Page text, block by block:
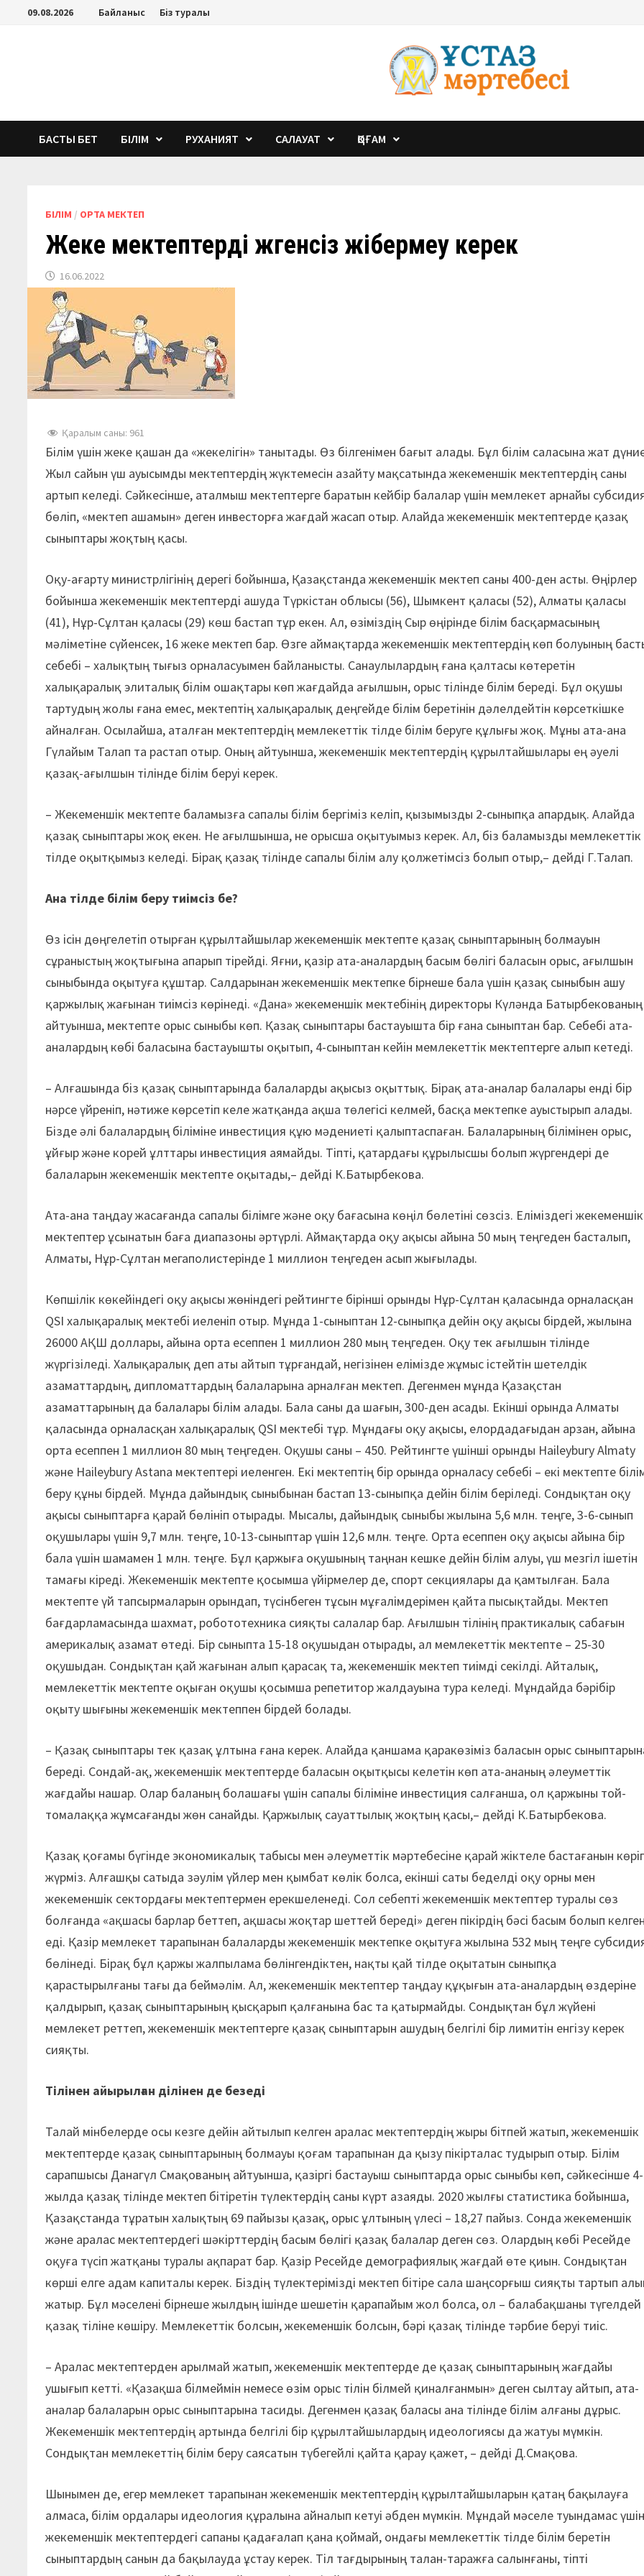
Перейти09.08.2026 Байланыс Біз туралы
БАСТЫ БЕТ БІЛІМ РУХАНИЯТ САЛАУАТ ҚОҒАМ
БІЛІМ / ОРТА МЕКТЕП
Жеке мектептерді жүгенсіз жібермеу керек
16.06.2022
Қаралым саны: 961
Білім үшін жеке қашан да «жекелігін» танытады. Өз білгенімен бағыт алады. Бұл білім саласына жат
Жыл сайын үш ауысымды мектептердің жүктемесін азайту мақсатында жекеменшік мектептердің саны
артып келеді. Сәйкесінше, аталмыш мектептерге баратын кейбір балалар үшін мемлекет арнайы
бөліп, «мектеп ашамын» деген инвесторға жағдай жасап отыр. Алайда жекеменшік мектептерде қазақ
сыныптары жоқтың қасы.
Оқу-ағарту министрлігінің дерегі бойынша, Қазақстанда жекеменшік мектеп саны 400-ден асты. Өңірлер
бойынша жекеменшік мектептерді ашуда Түркістан облысы (56), Шымкент қаласы (52), Алматы қаласы
(41), Нұр-Сұлтан қаласы (29) көш бастап тұр екен. Ал, өзіміздің Сыр өңірінде білім басқармасының
мәліметіне сүйенсек, 16 жеке мектеп бар. Өзге аймақтарда жекеменшік мектептердің көп болуының
себебі – халықтың тығыз орналасуымен байланысты. Санаулылардың ғана қалтасы көтеретін
халықаралық элиталық білім ошақтары көп жағдайда ағылшын, орыс тілінде білім береді. Бұл оқушы
тартудың жолы ғана емес, мектептің халықаралық деңгейде білім беретінін дәлелдейтін көрсеткішке
айналған. Осылайша, аталған мектептердің мемлекеттік тілде білім беруге құлығы жоқ. Мұны ата-ана
Гүлайым Талап та растап отыр. Оның айтуынша, жекеменшік мектептердің құрылтайшылары ең әуелі
қазақ-ағылшын тілінде білім беруі керек.
– Жекеменшік мектепте баламызға сапалы білім бергіміз келіп, қызымызды 2-сыныпқа апардық. Алайда
қазақ сыныптары жоқ екен. Не ағылшынша, не орысша оқытуымыз керек. Ал, біз баламызды мемлекеттік
тілде оқытқымыз келеді. Бірақ қазақ тілінде сапалы білім алу қолжетімсіз болып отыр,– дейді Г.Талап.
Ана тілде білім беру тиімсіз бе?
Өз ісін дөңгелетіп отырған құрылтайшылар жекеменшік мектепте қазақ сыныптарының болмауын
сұраныстың жоқтығына апарып тірейді. Яғни, қазір ата-аналардың басым бөлігі баласын орыс, ағылшын
сыныбында оқытуға құштар. Салдарынан жекеменшік мектепке бірнеше бала үшін қазақ сыныбын ашу
қаржылық жағынан тиімсіз көрінеді. «Дана» жекеменшік мектебінің директоры Күләнда Батырбекованың
айтуынша, мектепте орыс сыныбы көп. Қазақ сыныптары бастауышта бір ғана сыныптан бар. Себебі ата-
аналардың көбі баласына бастауышты оқытып, 4-сыныптан кейін мемлекеттік мектептерге алып кетеді.
– Алғашында біз қазақ сыныптарында балаларды ақысыз оқыттық. Бірақ ата-аналар балалары енді бір
нәрсе үйреніп, нәтиже көрсетіп келе жатқанда ақша төлегісі келмей, басқа мектепке ауыстырып алады.
Бізде әлі балалардың біліміне инвестиция құю мәдениеті қалыптаспаған. Балаларының білімінен орыс,
ұйғыр және корей ұлттары инвестиция аямайды. Тіпті, қатардағы құрылысшы болып жүргендері де
балаларын жекеменшік мектепте оқытады,– дейді К.Батырбекова.
Ата-ана таңдау жасағанда сапалы білімге және оқу бағасына көңіл бөлетіні сөзсіз. Еліміздегі жекеменшік
мектептер ұсынатын баға диапазоны әртүрлі. Аймақтарда оқу ақысы айына 50 мың теңгеден басталып,
Алматы, Нұр-Сұлтан мегаполистерінде 1 миллион теңгеден асып жығылады.
Көпшілік көкейіндегі оқу ақысы жөніндегі рейтингте бірінші орынды Нұр-Сұлтан қаласында орналасқан
QSI халықаралық мектебі иеленіп отыр. Мұнда 1-сыныптан 12-сыныпқа дейін оқу ақысы бірдей, жылына
26000 АҚШ доллары, айына орта есеппен 1 миллион 280 мың теңгеден. Оқу тек ағылшын тілінде
жүргізіледі. Халықаралық деп аты айтып тұрғандай, негізінен елімізде жұмыс істейтін шетелдік
азаматтардың, дипломаттардың балаларына арналған мектеп. Дегенмен мұнда Қазақстан
азаматтарының да балалары білім алады. Бала саны да шағын, 300-ден асады. Екінші орында Алматы
қаласында орналасқан халықаралық QSI мектебі тұр. Мұндағы оқу ақысы, елордадағыдан арзан, айына
орта есеппен 1 миллион 80 мың теңгеден. Оқушы саны – 450. Рейтингте үшінші орынды Haileybury Almaty
және Haileybury Astana мектептері иеленген. Екі мектептің бір орында орналасу себебі – екі мектепте
беру құны бірдей. Мұнда дайындық сыныбынан бастап 13-сыныпқа дейін білім беріледі. Сондықтан оқу
ақысы сыныптарға қарай бөлініп отырады. Мысалы, дайындық сыныбы жылына 5,6 млн. теңге, 3-6-сынып
оқушылары үшін 9,7 млн. теңге, 10-13-сыныптар үшін 12,6 млн. теңге. Орта есеппен оқу ақысы айына бір
бала үшін шамамен 1 млн. теңге. Бұл қаржыға оқушының таңнан кешке дейін білім алуы, үш мезгіл ішетін
тамағы кіреді. Жекеменшік мектепте қосымша үйірмелер де, спорт секциялары да қамтылған. Бала
мектепте үй тапсырмаларын орындап, түсінбеген тұсын мұғалімдерімен қайта пысықтайды. Мектеп
бағдарламасында шахмат, робототехника сияқты салалар бар. Ағылшын тілінің практикалық сабағын
америкалық азамат өтеді. Бір сыныпта 15-18 оқушыдан отырады, ал мемлекеттік мектепте – 25-30
оқушыдан. Сондықтан қай жағынан алып қарасақ та, жекеменшік мектеп тиімді секілді. Айталық,
мемлекеттік мектепте оқыған оқушы қосымша репетитор жалдауына тура келеді. Мұндайда бәрібір
оқыту шығыны жекеменшік мектеппен бірдей болады.
– Қазақ сыныптары тек қазақ ұлтына ғана керек. Алайда қаншама қаракөзіміз баласын орыс
береді. Сондай-ақ, жекеменшік мектептерде баласын оқытқысы келетін көп ата-ананың әлеуметтік
жағдайы нашар. Олар баланың болашағы үшін сапалы біліміне инвестиция салғанша, ол қаржыны той-
томалаққа жұмсағанды жөн санайды. Қаржылық сауаттылық жоқтың қасы,– дейді К.Батырбекова.
Қазақ қоғамы бүгінде экономикалық табысы мен әлеуметтік мәртебесіне қарай жіктеле бастағанын
жүрміз. Алғашқы сатыда зәулім үйлер мен қымбат көлік болса, екінші саты беделді оқу орны мен
жекеменшік сектордағы мектептермен ерекшеленеді. Сол себепті жекеменшік мектептер туралы сөз
болғанда «ақшасы барлар беттеп, ақшасы жоқтар шеттей береді» деген пікірдің бәсі басым болып
еді. Қазір мемлекет тарапынан балаларды жекеменшік мектепке оқытуға жылына 532 мың теңге
бөлінеді. Бірақ бұл қаржы жалпылама бөлінгендіктен, нақты қай тілде оқытатын сыныпқа
қарастырылғаны тағы да беймәлім. Ал, жекеменшік мектептер таңдау құқығын ата-аналардың өздеріне
қалдырып, қазақ сыныптарының қысқарып қалғанына бас та қатырмайды. Сондықтан бұл жүйені
мемлекет реттеп, жекеменшік мектептерге қазақ сыныптарын ашудың белгілі бір лимитін енгізу керек
сияқты.
Тілінен айырылған ділінен де безеді
Талай мінбелерде осы кезге дейін айтылып келген аралас мектептердің жыры бітпей жатып, жекеменшік
мектептерде қазақ сыныптарының болмауы қоғам тарапынан да қызу пікірталас тудырып отыр. Білім
сарапшысы Данагүл Смақованың айтуынша, қазіргі бастауыш сыныптарда орыс сыныбы көп, сәйкесінше
жылда қазақ тілінде мектеп бітіретін түлектердің саны күрт азаяды. 2020 жылғы статистика бойынша,
Қазақстанда тұратын халықтың 69 пайызы қазақ, орыс ұлтының үлесі – 18,27 пайыз. Сонда жекеменшік
және аралас мектептердегі шәкірттердің басым бөлігі қазақ балалар деген сөз. Олардың көбі Ресейде
оқуға түсіп жатқаны туралы ақпарат бар. Қазір Ресейде демографиялық жағдай өте қиын. Сондықтан
көрші елге адам капиталы керек. Біздің түлектерімізді мектеп бітіре сала шаңсорғыш сияқты тартып
жатыр. Бұл мәселені бірнеше жылдың ішінде шешетін қарапайым жол болса, ол – балабақшаны түгелдей
қазақ тіліне көшіру. Мемлекеттік болсын, жекеменшік болсын, бәрі қазақ тілінде тәрбие беруі тиіс.
– Аралас мектептерден арылмай жатып, жекеменшік мектептерде де қазақ сыныптарының жағдайы
ушығып кетті. «Қазақша білмеймін немесе өзім орыс тілін білмей қиналғанмын» деген сылтау айтып, ата-
аналар балаларын орыс сыныптарына тасиды. Дегенмен қазақ баласы ана тілінде білім алғаны дұрыс.
Жекеменшік мектептердің артында белгілі бір құрылтайшылардың идеологиясы да жатуы мүмкін.
Сондықтан мемлекеттің білім беру саясатын түбегейлі қайта қарау қажет, – дейді Д.Смақова.
Шынымен де, егер мемлекет тарапынан жекеменшік мектептердің құрылтайшыларын қатаң бақылауға
алмаса, білім ордалары идеология құралына айналып кетуі әбден мүмкін. Мұндай мәселе туындамас
жекеменшік мектептердегі сапаны қадағалап қана қоймай, ондағы мемлекеттік тілде білім беретін
сыныптардың санын да бақылауда ұстау керек. Тіл тағдырының талан-таражға салынғаны, тіпті